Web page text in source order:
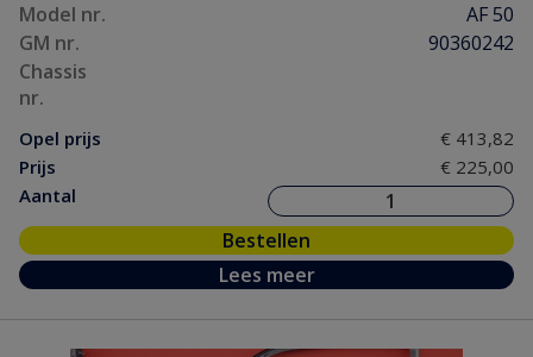
Model nr.
AF 50
GM nr.
90360242
Chassis
nr.
Opel prijs
€ 413,82
Prijs
€ 225,00
Aantal
Bestellen
Lees meer